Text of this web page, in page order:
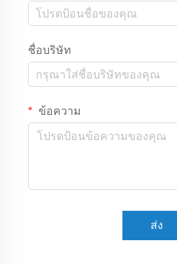
ชื่อบริษัท
ข้อความ
ส่ง